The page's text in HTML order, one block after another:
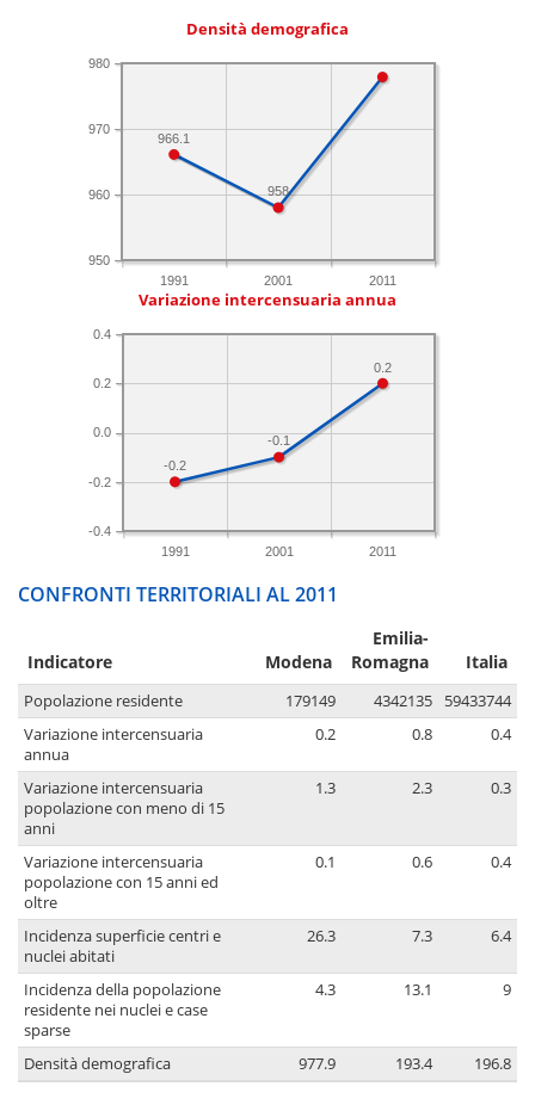
Densità demografica
1991 2001 2011
950
960
970
980
958
966.1
Variazione intercensuaria annua
1991 2001 2011
-0.4
-0.2
0.0
0.2
0.4
0.2
-0.1
-0.2
CONFRONTI TERRITORIALI AL 2011
Indicatore Modena
Emilia-
Romagna
Italia
Popolazione residente 179149 4342135
59433744
Variazione intercensuaria
annua
0.2 0.8 0.4
Variazione intercensuaria
popolazione con meno di 15
anni
1.3 2.3 0.3
Variazione intercensuaria
popolazione con 15 anni ed
oltre
0.1 0.6 0.4
Incidenza superficie centri e
nuclei abitati
26.3 7.3 6.4
Incidenza della popolazione
residente nei nuclei e case
sparse
4.3 13.1 9
Densità demografica 977.9 193.4 196.8